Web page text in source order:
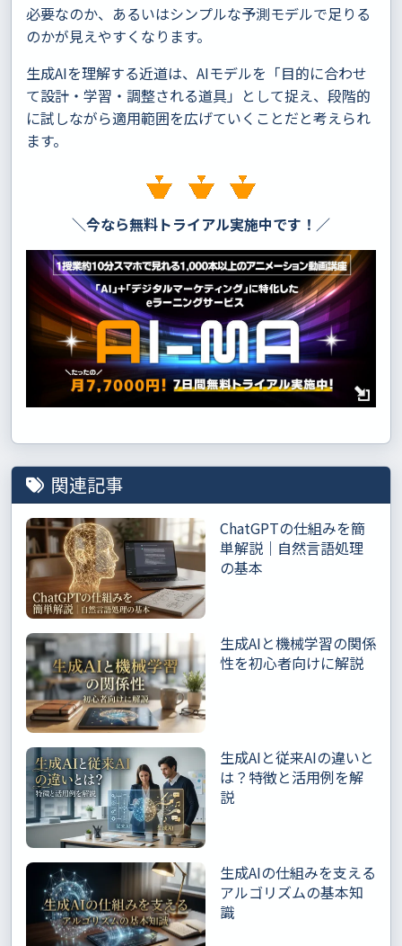
必要なのか、あるいはシンプルな予測モデルで足りる
のかが見えやすくなります。
生成AIを理解する近道は、AIモデルを「目的に合わせ
て設計・学習・調整される道具」として捉え、段階的
に試しながら適用範囲を広げていくことだと考えられ
ます。
＼今なら無料トライアル実施中です！／
関連記事
ChatGPTの仕組みを簡
単解説｜自然言語処理
の基本
生成AIと機械学習の関係
性を初心者向けに解説
生成AIと従来AIの違いと
は？特徴と活用例を解
説
生成AIの仕組みを支える
アルゴリズムの基本知
識